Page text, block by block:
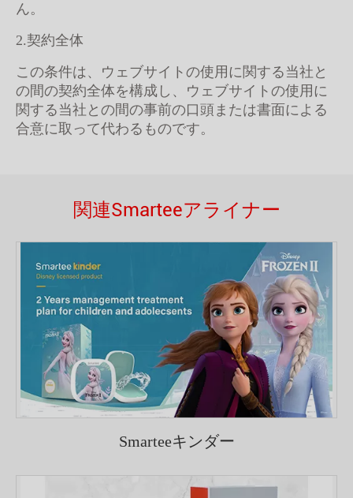
ん。
2.契約全体
この条件は、ウェブサイトの使用に関する当社と
の間の契約全体を構成し、ウェブサイトの使用に
関する当社との間の事前の口頭または書面による
合意に取って代わるものです。
関連Smarteeアライナー
Smarteeキンダー